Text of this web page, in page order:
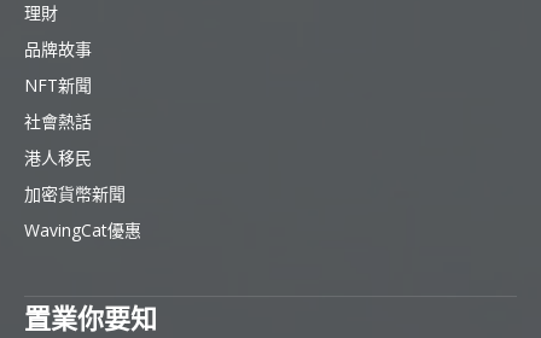
理財
品牌故事
NFT新聞
社會熱話
港人移民
加密貨幣新聞
WavingCat優惠
置業你要知